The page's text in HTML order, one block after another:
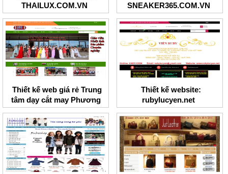
THAILUX.COM.VN
SNEAKER365.COM.VN
Thiết kế web giá rẻ Trung
tâm dạy cắt may Phương
Hoa
Thiết kế website:
rubylucyen.net